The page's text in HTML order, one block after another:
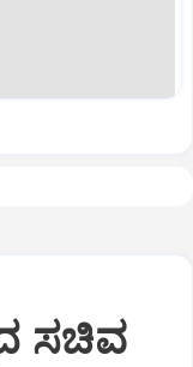
ಸಚಿವ